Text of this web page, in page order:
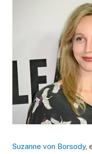
Suzanne von Borsody,